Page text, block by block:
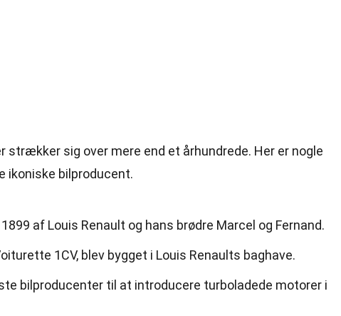
strækker sig over mere end et århundrede. Her er nogle
ikoniske bilproducent.
af Louis Renault og hans brødre Marcel og Fernand.
1CV, blev bygget i Louis Renaults baghave.
bilproducenter til at introducere turboladede motorer i